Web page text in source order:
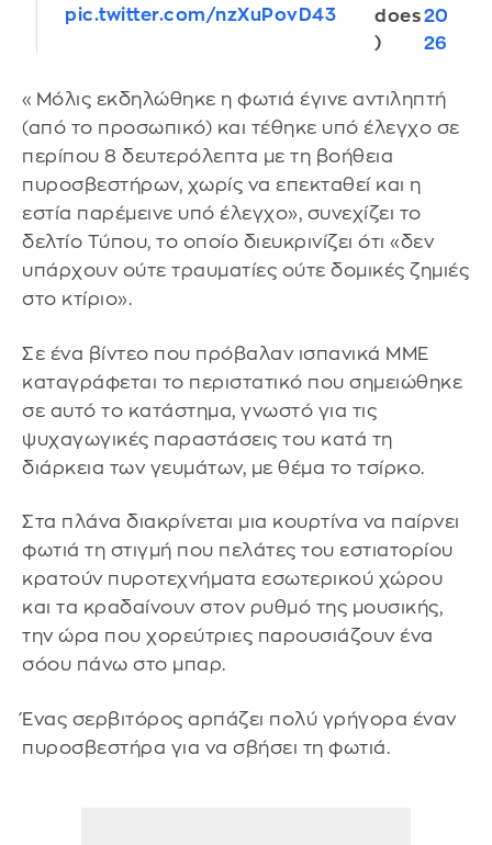
pic.twitter.com/nzXuPovD43
does
)
20
26
«Μόλις εκδηλώθηκε η φωτιά έγινε αντιληπτή
(από το προσωπικό) και τέθηκε υπό έλεγχο σε
περίπου 8 δευτερόλεπτα με τη βοήθεια
πυροσβεστήρων, χωρίς να επεκταθεί και η
εστία παρέμεινε υπό έλεγχο», συνεχίζει το
δελτίο Τύπου, το οποίο διευκρινίζει ότι «δεν
υπάρχουν ούτε τραυματίες ούτε δομικές ζημιές
στο κτίριο».
Σε ένα βίντεο που πρόβαλαν ισπανικά ΜΜΕ
καταγράφεται το περιστατικό που σημειώθηκε
σε αυτό το κατάστημα, γνωστό για τις
ψυχαγωγικές παραστάσεις του κατά τη
διάρκεια των γευμάτων, με θέμα το τσίρκο.
Στα πλάνα διακρίνεται μια κουρτίνα να παίρνει
φωτιά τη στιγμή που πελάτες του εστιατορίου
κρατούν πυροτεχνήματα εσωτερικού χώρου
και τα κραδαίνουν στον ρυθμό της μουσικής,
την ώρα που χορεύτριες παρουσιάζουν ένα
σόου πάνω στο μπαρ.
Ένας σερβιτόρος αρπάζει πολύ γρήγορα έναν
πυροσβεστήρα για να σβήσει τη φωτιά.